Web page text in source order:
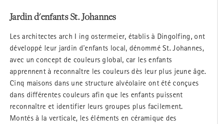
Jardin d'enfants St. Johannes
Les architectes arch I ing ostermeier, établis à Dingolfing, ont
développé leur jardin d'enfants local, dénommé St. Johannes,
avec un concept de couleurs global, car les enfants
apprennent à reconnaître les couleurs dès leur plus jeune âge.
Cinq maisons dans une structure alvéolaire ont été conçues
dans différentes couleurs afin que les enfants puissent
reconnaître et identifier leurs groupes plus facilement.
Montés à la verticale, les éléments en céramique des